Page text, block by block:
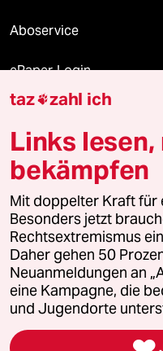
Aboservice
ePaper Login
Downloads für
© 2026 taz Verlags und
Alle Rechte vorbehalten. Bei
wenden Sie sich bitte an
Feedback
Leitlinie Informant
Seitenwende
taz zahl ich
Links
bekämpfen
Mit doppelter Kraft für
Besonders jetzt
Rechtsextremismus
Daher gehen 50
Neuanmeldungen an
eine Kampagne, die
und Jugendorte